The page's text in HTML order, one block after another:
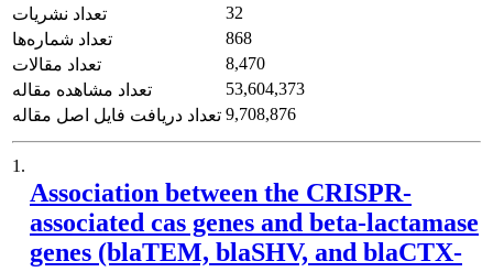
تعداد نشریات
32
تعداد شماره‌ها
868
تعداد مقالات
8,470
تعداد مشاهده مقاله
53,604,373
تعداد دریافت فایل اصل مقاله 9,708,876
1.
Association between the CRISPR-
associated cas genes and beta-lactamase
genes (blaTEM, blaSHV, and blaCTX-